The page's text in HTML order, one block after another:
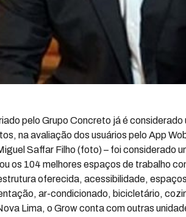
pelo Grupo Concreto já é
na avaliação dos usuários pelo App
Saffar Filho (foto) – foi considerado
os 104 melhores espaços de trabalho
oferecida, acessibilidade,
ar-condicionado, bicicletário,
Lima, o Grow conta com outras